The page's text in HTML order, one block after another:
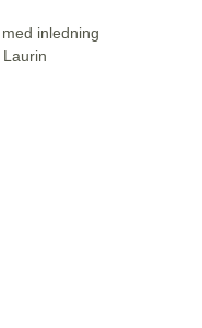
inledning